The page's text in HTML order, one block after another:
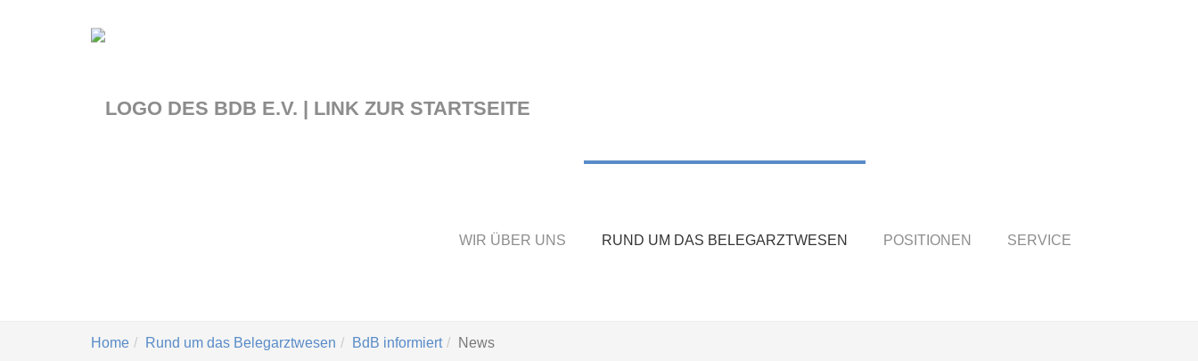
WIR ÜBER UNS RUND UM DAS BELEGARZTWESEN POSITIONEN SERVICE
sind
Home Rund um das Belegarztwesen BdB informiert News